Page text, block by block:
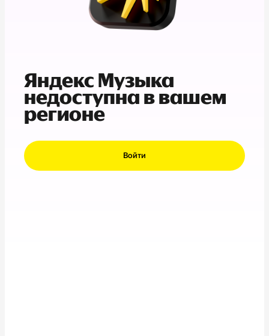
Яндекс Музыка
недоступна в вашем
регионе
Войти